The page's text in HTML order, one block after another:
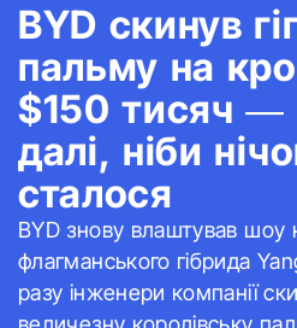
BYD скинув
пальму на
$150 тисяч —
далі, ніби
сталося
BYD знову влаштував шоу
флагманського гібрида
разу інженери компанії